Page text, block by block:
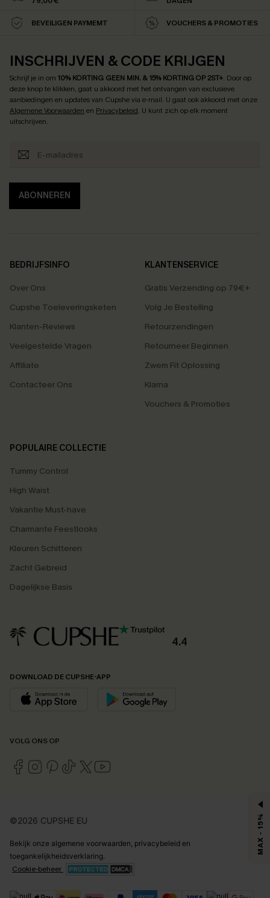
BEVEILIGEN PAYMEMT VOUCHERS & PROMOTIES
INSCHRIJVEN & CODE KRIJGEN
Schrijf je in om 10% KORTING GEEN MIN. & 15% KORTING OP 2ST+. Door op
deze knop te klikken, gaat u akkoord met het ontvangen van exclusieve
aanbiedingen en updates van Cupshe via e-mail. U gaat ook akkoord met onze
Algemene Voorwaarden en Privacybeleid. U kunt zich op elk moment
uitschrijven.
ABONNEREN
BEDRIJFSINFO
Over Ons
Cupshe Toeleveringsketen
Klanten-Reviews
Veelgestelde Vragen
Affiliate
Contacteer Ons
KLANTENSERVICE
Gratis Verzending op 79€+
Volg Je Bestelling
Retourzendingen
Retourneer Beginnen
Zwem Fit Oplossing
Klarna
Vouchers & Promoties
POPULAIRE COLLECTIE
Tummy Control
High Waist
Vakantie Must-have
Charmante Feestlooks
Kleuren Schitteren
Zacht Gebreid
Dagelijkse Basis
4.4
DOWNLOAD DE CUPSHE-APP
VOLG ONS OP
©2026 CUPSHE EU
Bekijk onze algemene voorwaarden, privacybeleid en
toegankelijkheidsverklaring.
Cookie-beheer
MAX - 15%